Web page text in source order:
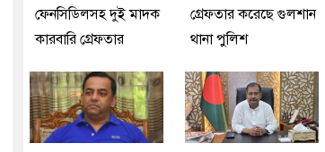
ফেনসিডিলসহ দুই মাদক
কারবারি গ্রেফতার
গ্রেফতার করেছে গুলশান
থানা পুলিশ